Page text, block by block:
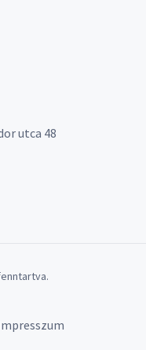
utca 48